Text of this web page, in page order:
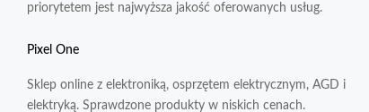
priorytetem jest najwyższa jakość oferowanych usług.
Pixel One
Sklep online z elektroniką, osprzętem elektrycznym, AGD i
elektryką. Sprawdzone produkty w niskich cenach.